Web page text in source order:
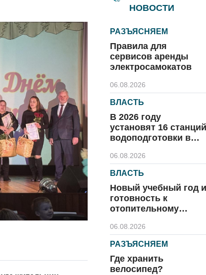
НОВОСТИ
РАЗЪЯСНЯЕМ
Правила для
сервисов аренды
электросамокатов
06.08.2026
ВЛАСТЬ
В 2026 году
установят 16 станций
водоподготовки в
06.08.2026
ВЛАСТЬ
Новый учебный год и
готовность к
отопительному
06.08.2026
РАЗЪЯСНЯЕМ
Где хранить
велосипед?